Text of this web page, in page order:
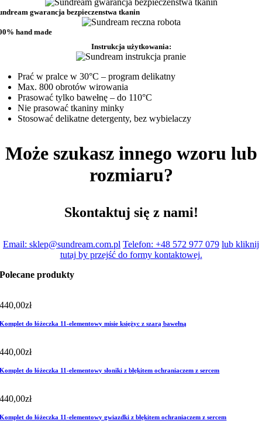
gwarancja bezpieczenstwa tkanin
hand made
Instrukcja użytkowania:
Prać w pralce w 30°C – program delikatny
Max. 800 obrotów wirowania
Prasować tylko bawełnę – do 110°C
Nie prasować tkaniny minky
Stosować delikatne detergenty, bez wybielaczy
Może szukasz innego wzoru lub
rozmiaru?
Skontaktuj się z nami!
Email: sklep@sundream.com.pl Telefon: +48 572 977 079 lub kliknij
tutaj by przejść do formy kontaktowej.
Polecane produkty
440,00zł
Komplet do łóżeczka 11-elementowy misie księżyc z szarą bawełną
440,00zł
Komplet do łóżeczka 11-elementowy słoniki z błękitem ochraniaczem z sercem
440,00zł
Komplet do łóżeczka 11-elementowy gwiazdki z błękitem ochraniaczem z sercem